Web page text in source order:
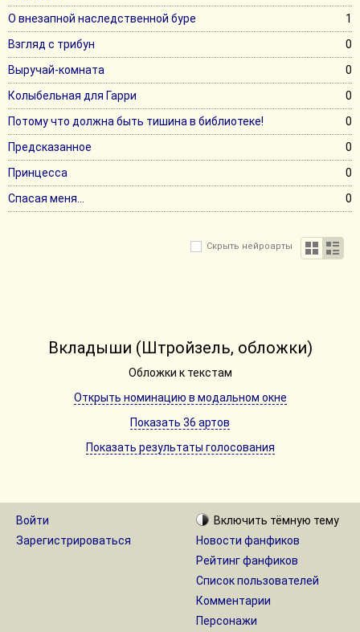
О внезапной наследственной буре
1
Взгляд с трибун
0
Выручай-комната
0
Колыбельная для Гарри
0
Потому что должна быть тишина в библиотеке!
0
Предсказанное
0
Принцесса
0
Спасая меня...
0
Скрыть нейроарты
Вкладыши (Штройзель, обложки)
Обложки к текстам
Открыть номинацию в модальном окне
Показать 36 артов
Показать результаты голосования
Войти
Зарегистрироваться
Включить тёмную тему
Новости фанфиков
Рейтинг фанфиков
Список пользователей
Комментарии
Персонажи